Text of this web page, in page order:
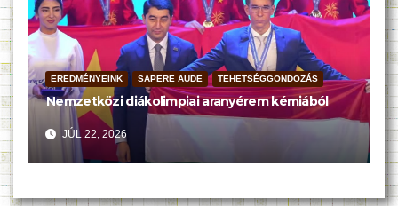
EREDMÉNYEINK SAPERE AUDE TEHETSÉGGONDOZÁS
Nemzetközi diákolimpiai aranyérem kémiából
JÚL 22, 2026